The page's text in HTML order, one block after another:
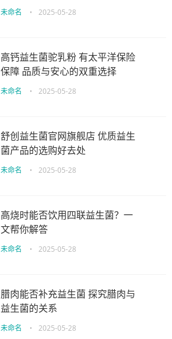
未命名 • 2025-05-28
高钙益生菌驼乳粉 有太平洋保险
保障 品质与安心的双重选择
未命名 • 2025-05-28
舒创益生菌官网旗舰店 优质益生
菌产品的选购好去处
未命名 • 2025-05-28
高烧时能否饮用四联益生菌？一
文帮你解答
未命名 • 2025-05-28
腊肉能否补充益生菌 探究腊肉与
益生菌的关系
未命名 • 2025-05-28